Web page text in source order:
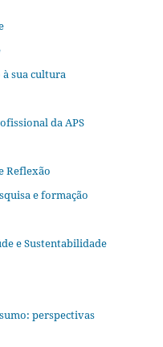
sua cultura
da APS
Reflexão
e formação
e Sustentabilidade
perspectivas